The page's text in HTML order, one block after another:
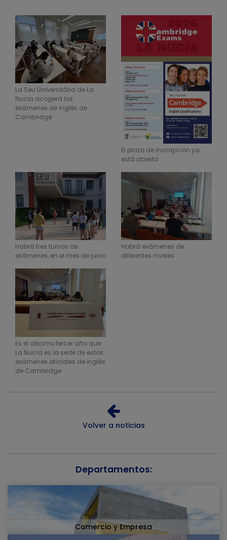
La Seu Universitària de La
Nucia acogerá los
exámenes de inglés de
Cambridge
El plazo de inscripción ya
está abierto
Habrá tres turnos de
exámenes, en el mes de junio
Habrá exámenes de
diferentes niveles
Es el décimo tercer año que
La Nucía es la sede de estos
exámenes oficiales de inglés
de Cambridge
Volver a noticias
Departamentos:
Comercio y Empresa